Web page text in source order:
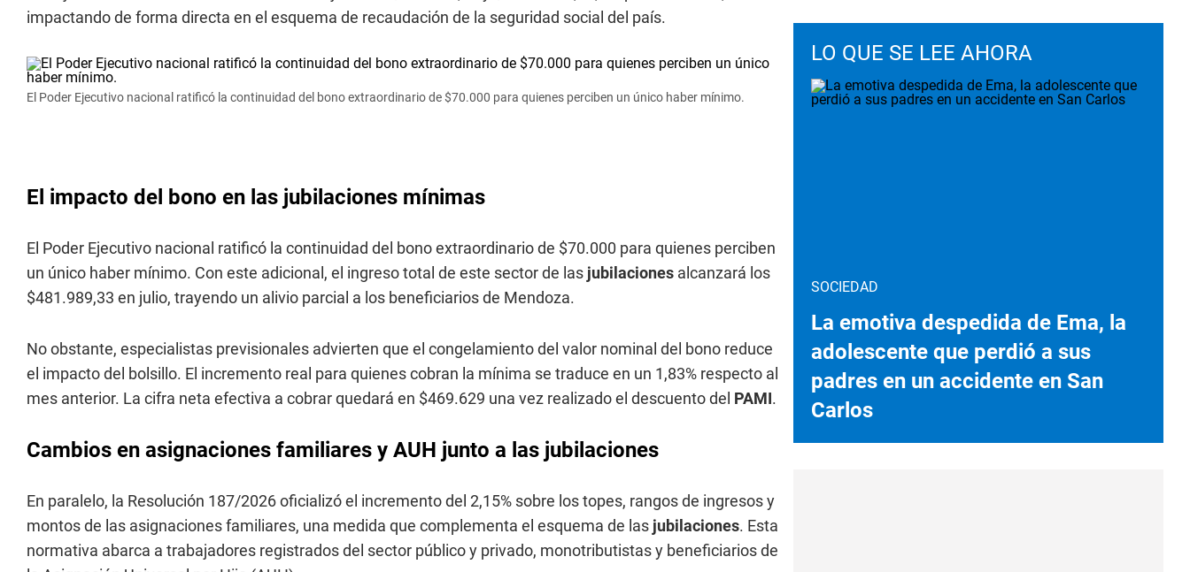
impactando de forma directa en el esquema de recaudación de la seguridad social del país.
El Poder Ejecutivo nacional ratificó la continuidad del bono extraordinario de $70.000 para quienes perciben un único haber mínimo.
El impacto del bono en las jubilaciones mínimas
El Poder Ejecutivo nacional ratificó la continuidad del bono extraordinario de $70.000 para quienes perciben
un único haber mínimo. Con este adicional, el ingreso total de este sector de las jubilaciones alcanzará los
$481.989,33 en julio, trayendo un alivio parcial a los beneficiarios de Mendoza.
No obstante, especialistas previsionales advierten que el congelamiento del valor nominal del bono reduce
el impacto del bolsillo. El incremento real para quienes cobran la mínima se traduce en un 1,83% respecto al
mes anterior. La cifra neta efectiva a cobrar quedará en $469.629 una vez realizado el descuento del PAMI.
Cambios en asignaciones familiares y AUH junto a las jubilaciones
En paralelo, la Resolución 187/2026 oficializó el incremento del 2,15% sobre los topes, rangos de ingresos y
montos de las asignaciones familiares, una medida que complementa el esquema de las jubilaciones. Esta
normativa abarca a trabajadores registrados del sector público y privado, monotributistas y beneficiarios de
LO QUE SE LEE AHORA
SOCIEDAD
La emotiva despedida de Ema, la
adolescente que perdió a sus
padres en un accidente en San
Carlos